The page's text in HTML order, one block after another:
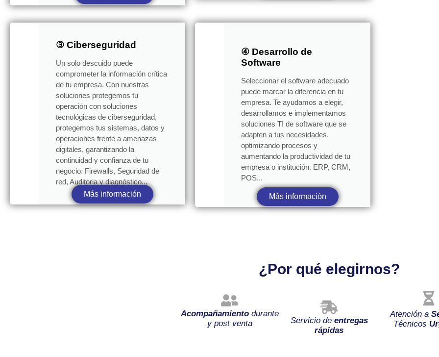
③ Ciberseguridad
Un solo descuido puede
comprometer la información crítica
de tu empresa. Con nuestras
soluciones protegemos tu
operación con soluciones
tecnológicas de ciberseguridad,
protegemos tus sistemas, datos y
operaciones frente a amenazas
digitales, garantizando la
continuidad y confianza de tu
negocio. Firewalls, Seguridad de
red, Auditoria y diagnóstico...
Más información
④ Desarrollo de
Software
Seleccionar el software adecuado
puede marcar la diferencia en tu
empresa. Te ayudamos a elegir,
desarrollamos e implementamos
soluciones TI de software que se
adapten a tus necesidades,
optimizando procesos y
aumentando la productividad de tu
empresa o institución. ERP, CRM,
POS...
Más información
¿Por qué elegirnos?
Acompañamientodurante
y post venta
Servicio de entregas
rápidas
Atención a
Técnicos